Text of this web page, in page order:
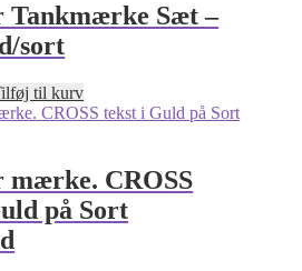
Tankmærke Sæt –
sort
til kurv
CROSS
på Sort